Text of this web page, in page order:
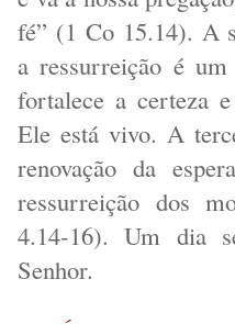
fé” (1 Co 15.14). A
a ressurreição é
fortalece a certeza
Ele está vivo. A
renovação da
ressurreição dos
4.14-16). Um dia
Senhor.